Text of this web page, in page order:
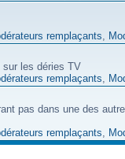
remplaçants
les déries TV
remplaçants
pas dans une des
remplaçants